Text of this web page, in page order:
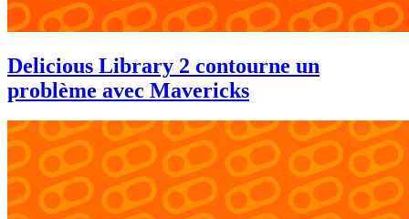
Delicious Library 2 contourne un
problème avec Mavericks